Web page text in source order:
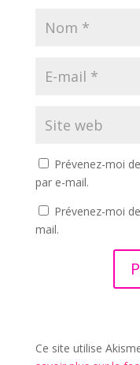
Prévenez-moi
par e-mail.
Prévenez-moi
mail.
Ce site utilise